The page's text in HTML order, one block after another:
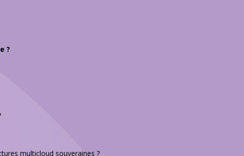
?
multicloud souveraines ?